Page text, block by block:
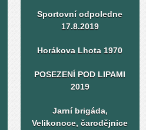
Sportovní odpoledne
17.8.2019
Horákova Lhota 1970
POSEZENÍ POD LIPAMI
2019
Jarní brigáda,
Velikonoce, čarodějnice